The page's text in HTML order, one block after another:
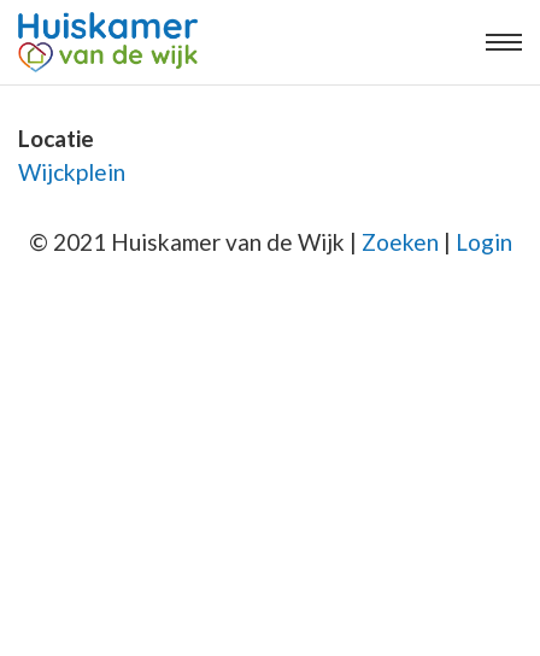
Locatie
Wijckplein
© 2021 Huiskamer van de Wijk | Zoeken | Login